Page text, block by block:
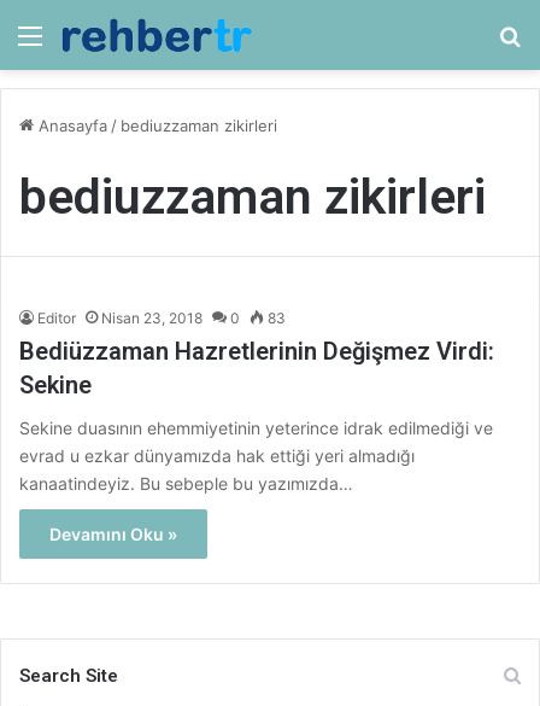
Menü
Anasayfa / bediuzzaman zikirleri
bediuzzaman zikirleri
Editor Nisan 23, 2018 0 83
Bediüzzaman Hazretlerinin Değişmez Virdi:
Sekine
Sekine duasının ehemmiyetinin yeterince idrak edilmediği ve
evrad u ezkar dünyamızda hak ettiği yeri almadığı
kanaatindeyiz. Bu sebeple bu yazımızda…
Devamını Oku »
Search Site